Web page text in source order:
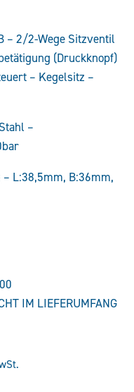
– 2/2-Wege Sitzventil
(Druckknopf)
– Kegelsitz –
–
– L:38,5mm, B:36mm,
IM LIEFERUMFANG